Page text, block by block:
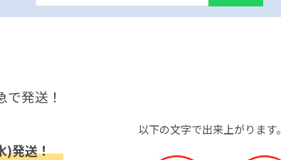
で発送！
以下の文字で出来上がります。
)発送！